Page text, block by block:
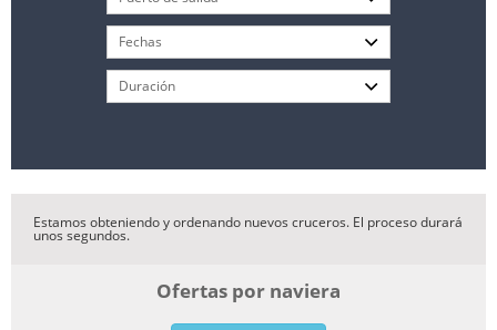
Estamos obteniendo y ordenando nuevos cruceros. El proceso durará
unos segundos.
Ofertas por naviera